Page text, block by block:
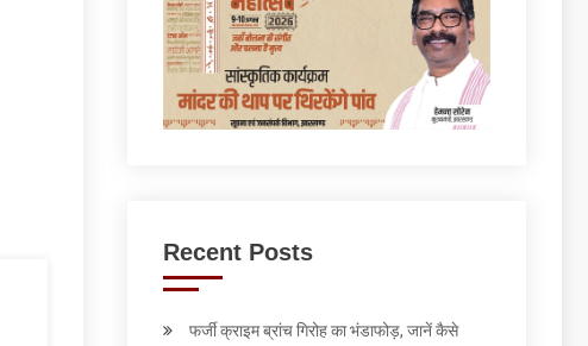
Recent Posts
फर्जी क्राइम ब्रांच गिरोह का भंडाफोड़, जानें कैसे